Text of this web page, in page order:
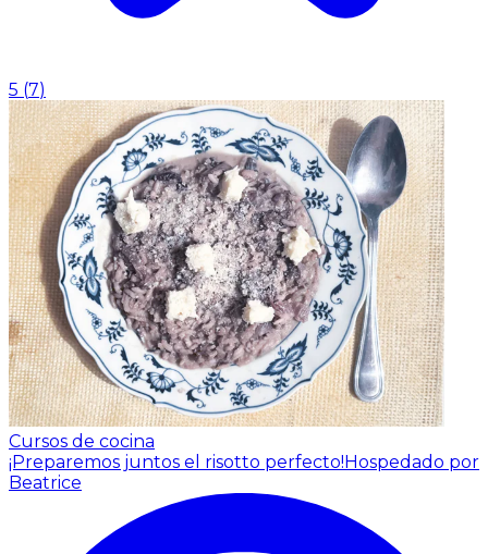
5 (7)
Cursos de cocina
¡Preparemos juntos el risotto perfecto!Hospedado por
Beatrice